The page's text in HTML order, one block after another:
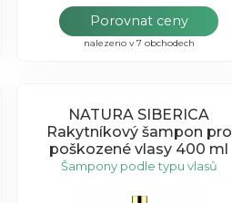
Porovnat ceny
nalezeno v 7 obchodech
NATURA SIBERICA
Rakytníkový šampon pro
poškozené vlasy 400 ml
Šampony podle typu vlasů